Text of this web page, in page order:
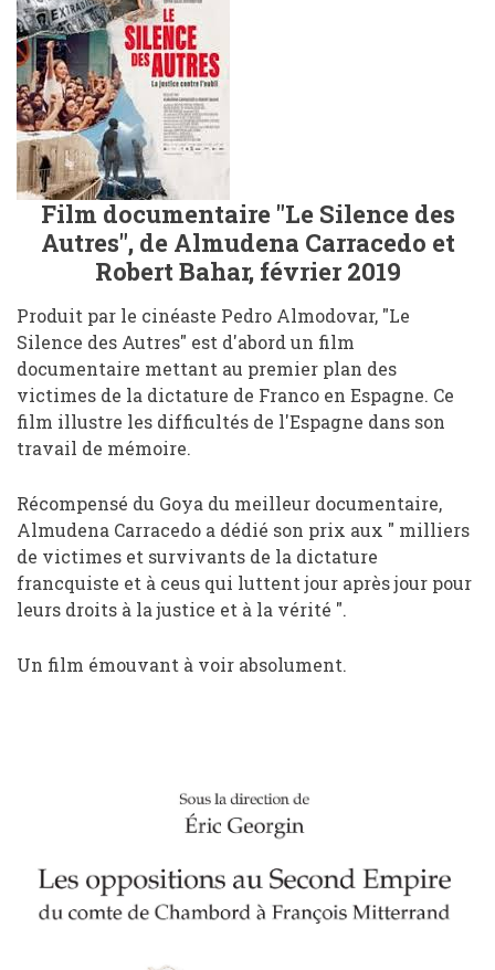
Film documentaire "Le Silence des
Autres", de Almudena Carracedo et
Robert Bahar, février 2019
Produit par le cinéaste Pedro Almodovar, "Le
Silence des Autres" est d'abord un film
documentaire mettant au premier plan des
victimes de la dictature de Franco en Espagne. Ce
film illustre les difficultés de l'Espagne dans son
travail de mémoire.
Récompensé du Goya du meilleur documentaire,
Almudena Carracedo a dédié son prix aux " milliers
de victimes et survivants de la dictature
francquiste et à ceus qui luttent jour après jour pour
leurs droits à la justice et à la vérité ".
Un film émouvant à voir absolument.